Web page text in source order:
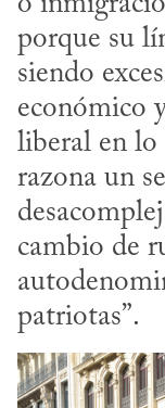
porque su
siendo
económico
liberal en
razona un
cambio de
patriotas”.